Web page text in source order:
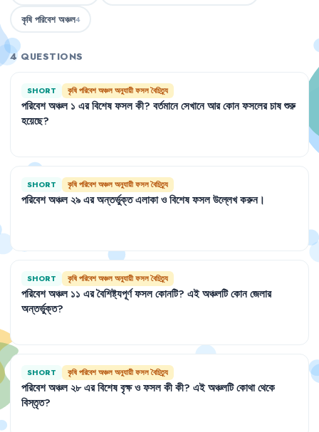
কৃষি পরিবেশ অঞ্চল4
4 QUESTIONS
SHORT কৃষি পরিবেশ অঞ্চল অনুযায়ী ফসল বৈচিত্র্য
পরিবেশঅঞ্চল ১ এরবিশেষফসলকী? বর্তমানেসেখানেআরকোনফসলেরচাষশুরু
হয়েছে?
SHORT কৃষি পরিবেশ অঞ্চল অনুযায়ী ফসল বৈচিত্র্য
পরিবেশঅঞ্চল২৯এরঅন্তর্ভুক্তএলাকাওবিশেষফসলউল্লেখকরুন।
SHORT কৃষি পরিবেশ অঞ্চল অনুযায়ী ফসল বৈচিত্র্য
পরিবেশঅঞ্চল ১১ এরবৈশিষ্ট্যপূর্ণফসলকোনটি? এইঅঞ্চলটিকোনজেলার
অন্তর্ভুক্ত?
SHORT কৃষি পরিবেশ অঞ্চল অনুযায়ী ফসল বৈচিত্র্য
পরিবেশঅঞ্চল২৮এরবিশেষবৃক্ষওফসলকীকী? এইঅঞ্চলটিকোথাথেকে
বিস্তৃত?